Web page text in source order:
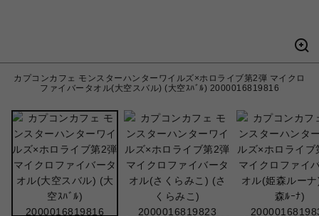
カプコンカフェ モンスターハンターワイルズ×ホロライブ第2弾 マイクロ
ファイバータオル(大空スバル) (大空ｽﾊﾞﾙ) 2000016819816